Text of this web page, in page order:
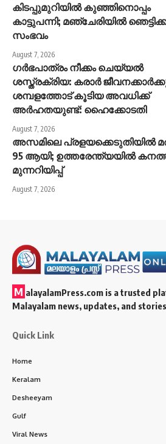
കിടപ്പുമുറിയിൽ കുഞ്ഞിനൊപ്പം
കാട്ടുപന്നി; മഞ്ചേരിയിൽ
സംഭവം
August 7, 2026
ഗർഭപാത്രം നീക്കം ചെയ്യൽ
ശസ്ത്രക്രിയ: കരാർ
ശമ്പളത്തോട് കൂടിയ അവധിക്ക്
അർഹതയുണ്ട്: ഹൈക്കോടതി
August 7, 2026
അസമിലെ പ്രളയക്കെടുതിയില്‍
95 ആയി; ഉത്തരേന്ത്യയില്‍
മുന്നറിയിപ്പ്
August 7, 2026
M alayalamPress.com is a trusted
Malayalam news, updates, and
Quick Link
Home
Keralam
Desheeyam
Gulf
Viral News